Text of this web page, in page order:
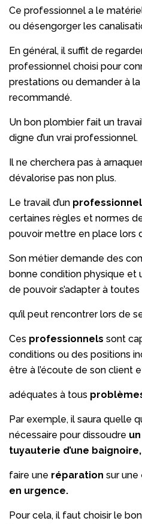
Ce professionnel a le
ou désengorger les
En général, il suffit de
professionnel choisi pour
prestations ou demander à la
recommandé.
Un bon plombier fait un
digne d’un vrai professionnel.
Il ne cherchera pas à
dévalorise pas non plus.
Le travail d’un professionnel
certaines règles et normes
pouvoir mettre en place lors
Son métier demande des
bonne condition physique et
de pouvoir s’adapter à
qu’il peut rencontrer lors de
Ces professionnels sont
conditions ou des positions
être à l’écoute de son client
adéquates à tous
Par exemple, il saura quelle
nécessaire pour dissoudre
tuyauterie d’une baignoire,
faire une réparation sur une
en urgence.
Pour cela, il faut choisir le